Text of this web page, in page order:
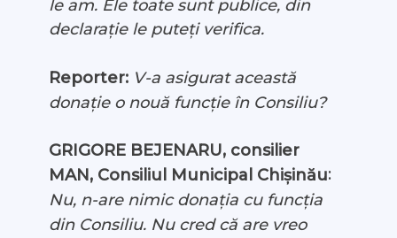
le am. Ele toate sunt publice, din
declarație le puteți verifica.
Reporter: V-a asigurat această
donație o nouă funcție în Consiliu?
GRIGORE BEJENARU, consilier
MAN, Consiliul Municipal Chișinău:
Nu, n-are nimic donația cu funcția
din Consiliu. Nu cred că are vreo